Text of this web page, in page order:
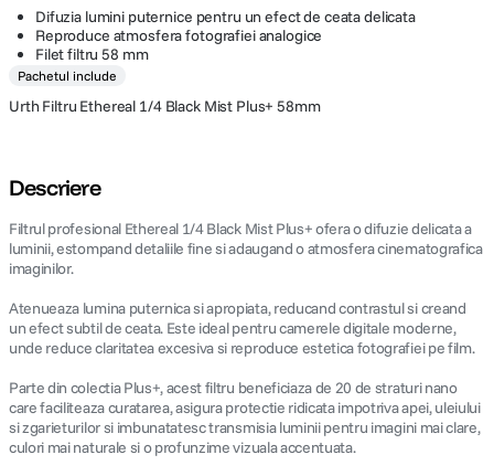
Difuzia lumini puternice pentru un efect de ceata delicata
Reproduce atmosfera fotografiei analogice
Filet filtru 58 mm
Pachetul include
Urth Filtru Ethereal 1/4 Black Mist Plus+ 58mm
Descriere
Filtrul profesional Ethereal 1/4 Black Mist Plus+ ofera o difuzie delicata a
luminii, estompand detaliile fine si adaugand o atmosfera cinematografica
imaginilor.
Atenueaza lumina puternica si apropiata, reducand contrastul si creand
un efect subtil de ceata. Este ideal pentru camerele digitale moderne,
unde reduce claritatea excesiva si reproduce estetica fotografiei pe film.
Parte din colectia Plus+, acest filtru beneficiaza de 20 de straturi nano
care faciliteaza curatarea, asigura protectie ridicata impotriva apei, uleiului
si zgarieturilor si imbunatatesc transmisia luminii pentru imagini mai clare,
culori mai naturale si o profunzime vizuala accentuata.